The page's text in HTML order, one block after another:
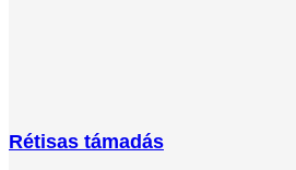
Rétisas támadás